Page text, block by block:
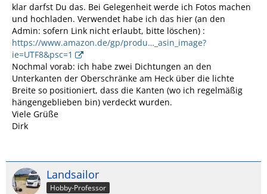
klar darfst Du das. Bei Gelegenheit werde ich Fotos machen
und hochladen. Verwendet habe ich das hier (an den
Admin: sofern Link nicht erlaubt, bitte löschen) :
https://www.amazon.de/gp/produ…_asin_image?
ie=UTF8&psc=1
Nochmal vorab: ich habe zwei Dichtungen an den
Unterkanten der Oberschränke am Heck über die lichte
Breite so positioniert, dass die Kanten (wo ich regelmäßig
hängengeblieben bin) verdeckt wurden.
Viele Grüße
Dirk
Landsailor
Hobby-Professor